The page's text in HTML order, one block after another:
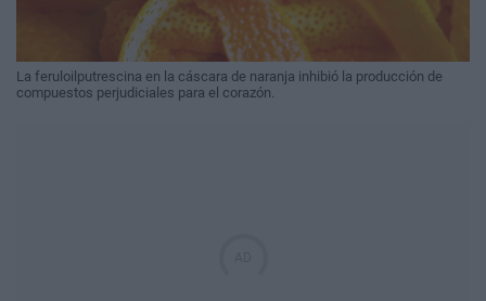
La feruloilputrescina en la cáscara de naranja inhibió la producción de
compuestos perjudiciales para el corazón.